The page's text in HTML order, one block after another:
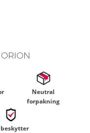
Neutral
forpakning